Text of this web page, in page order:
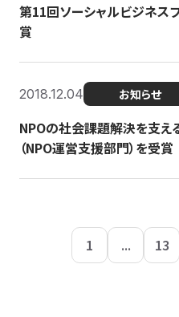
第11回ソーシャルビジネス
賞
2018.12.04 お知らせ
NPOの社会課題解決を支え
（NPO運営支援部門）を受賞
1 ... 13